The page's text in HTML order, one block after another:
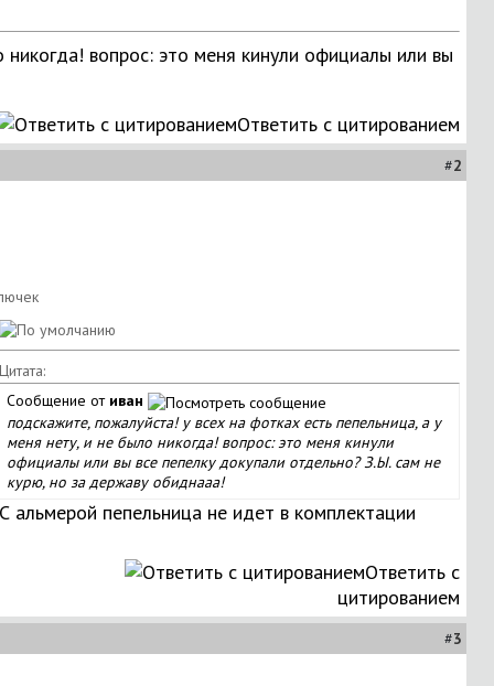
вопрос: это меня кинули официалы или вы
Ответить с цитированием
#2
Цитата:
Сообщение от иван
подскажите, пожалуйста! у всех на фотках есть пепельница, а у
меня нету, и не было никогда! вопрос: это меня кинули
официалы или вы все пепелку докупали отдельно? З.Ы. сам не
курю, но за державу обиднааа!
С альмерой пепельница не идет в комплектации
Ответить с
цитированием
#3